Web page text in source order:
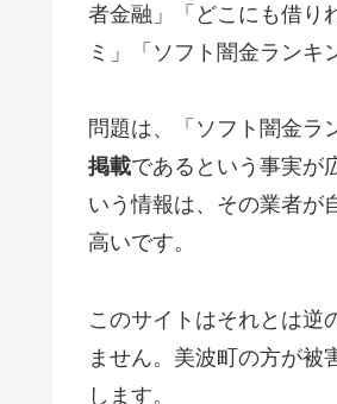
者金融」「どこにも借り
ミ」「ソフト闇金ランキ
問題は、「ソフト闇金ラ
掲載であるという事実が
いう情報は、その業者が
高いです。
このサイトはそれとは逆
ません。美波町の方が被
します。